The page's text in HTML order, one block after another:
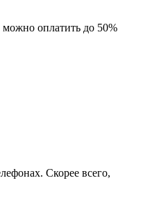
оплатить до 50%
Скорее всего,